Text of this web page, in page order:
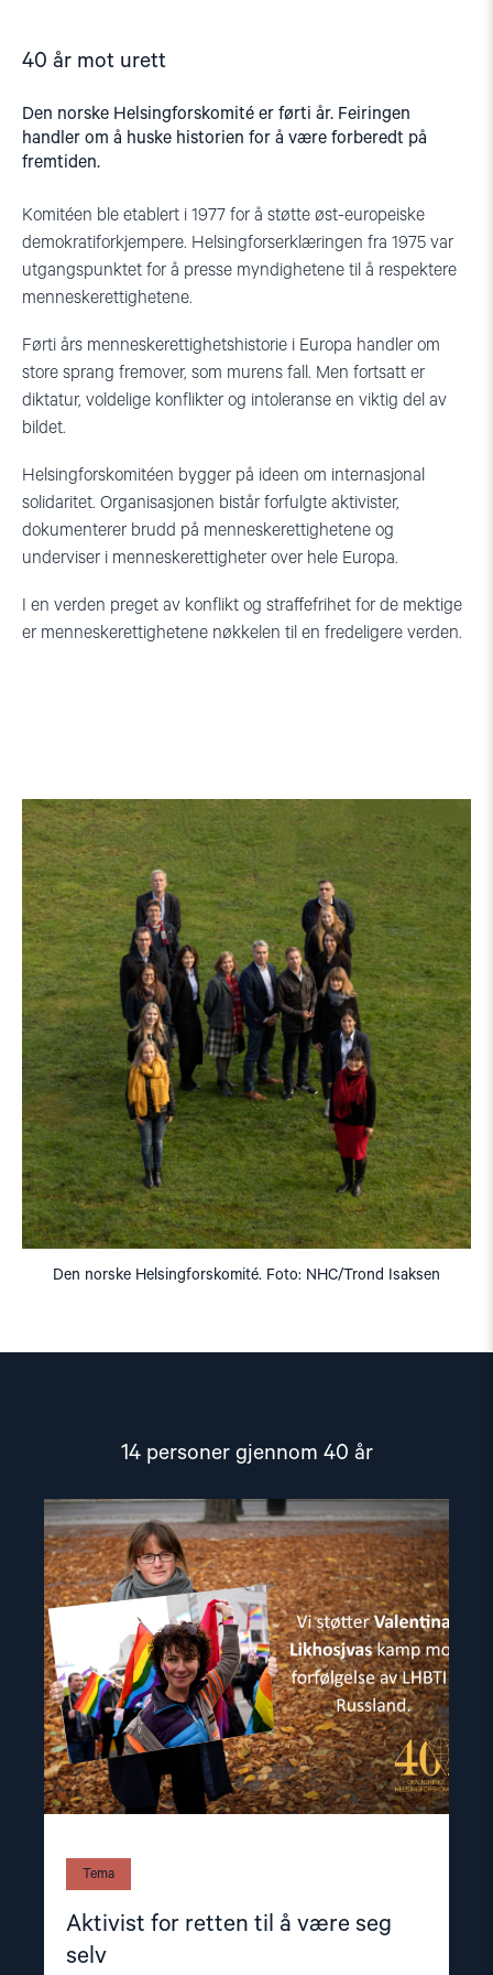
40 år mot urett
Den norske Helsingforskomité er førti år. Feiringen
handler om å huske historien for å være forberedt på
fremtiden.
Komitéen ble etablert i 1977 for å støtte øst-europeiske
demokratiforkjempere. Helsingforserklæringen fra 1975 var
utgangspunktet for å presse myndighetene til å respektere
menneskerettighetene.
Førti års menneskerettighetshistorie i Europa handler om
store sprang fremover, som murens fall. Men fortsatt er
diktatur, voldelige konflikter og intoleranse en viktig del av
bildet.
Helsingforskomitéen bygger på ideen om internasjonal
solidaritet. Organisasjonen bistår forfulgte aktivister,
dokumenterer brudd på menneskerettighetene og
underviser i menneskerettigheter over hele Europa.
I en verden preget av konflikt og straffefrihet for de mektige
er menneskerettighetene nøkkelen til en fredeligere verden.
Den norske Helsingforskomité. Foto: NHC/Trond Isaksen
14 personer gjennom 40 år
Tema
Aktivist for retten til å være seg
selv
Read
article
"Aktivist
for
retten
til
å
være
seg
selv"